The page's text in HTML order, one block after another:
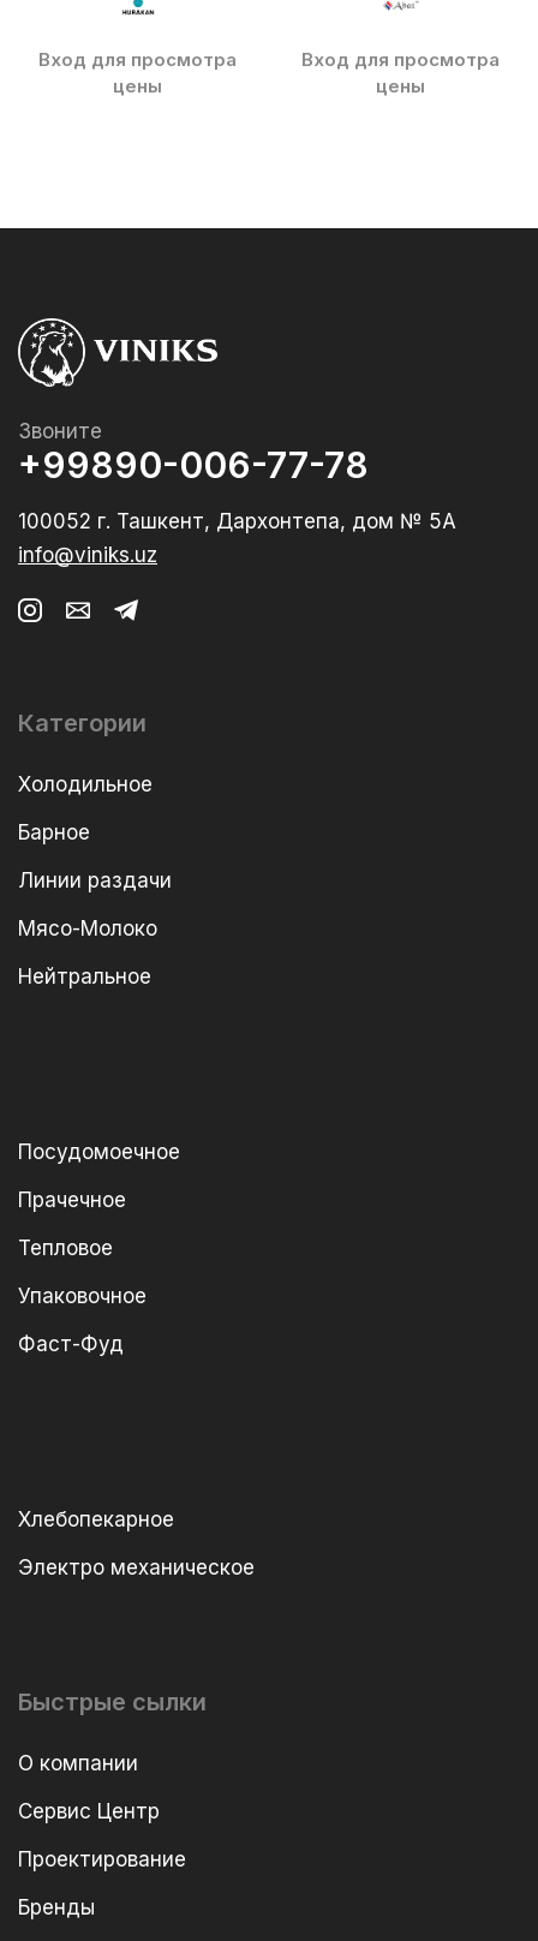
Вход для просмотра
цены
Вход для просмотра
цены
Звоните
+99890-006-77-78
100052 г. Ташкент, Дархонтепа, дом № 5А
info@viniks.uz
Категории
Холодильное
Барное
Линии раздачи
Мясо-Молоко
Нейтральное
Посудомоечное
Прачечное
Тепловое
Упаковочное
Фаст-Фуд
Хлебопекарное
Электро механическое
Быстрые сылки
О компании
Сервис Центр
Проектирование
Бренды